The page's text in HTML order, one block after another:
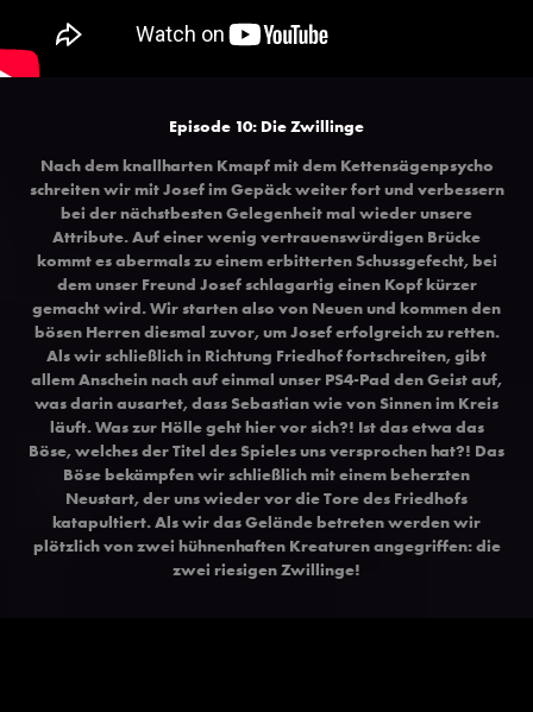
Episode 10: Die Zwillinge
Nach dem knallharten Kmapf mit dem Kettensägenpsycho
schreiten wir mit Josef im Gepäck weiter fort und verbessern
bei der nächstbesten Gelegenheit mal wieder unsere
Attribute. Auf einer wenig vertrauenswürdigen Brücke
kommt es abermals zu einem erbitterten Schussgefecht, bei
dem unser Freund Josef schlagartig einen Kopf kürzer
gemacht wird. Wir starten also von Neuen und kommen den
bösen Herren diesmal zuvor, um Josef erfolgreich zu retten.
Als wir schließlich in Richtung Friedhof fortschreiten, gibt
allem Anschein nach auf einmal unser PS4-Pad den Geist auf,
was darin ausartet, dass Sebastian wie von Sinnen im Kreis
läuft. Was zur Hölle geht hier vor sich?! Ist das etwa das
Böse, welches der Titel des Spieles uns versprochen hat?! Das
Böse bekämpfen wir schließlich mit einem beherzten
Neustart, der uns wieder vor die Tore des Friedhofs
katapultiert. Als wir das Gelände betreten werden wir
plötzlich von zwei hühnenhaften Kreaturen angegriffen: die
zwei riesigen Zwillinge!